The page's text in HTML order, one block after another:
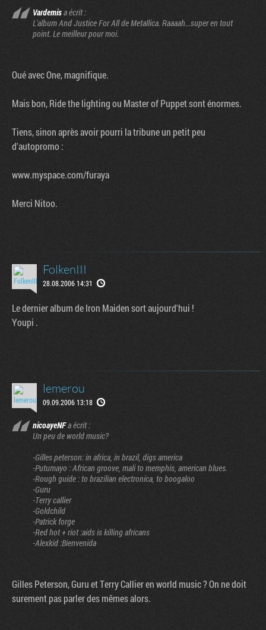
Vardemisa écrit :
L'album And Justice For All de Metallica. Raaaah...super en tout
point. Le meilleur pour moi.
Oué avec One, magnifique.
Mais bon, Ride the lighting ou Master of Puppet sont énormes.
Tiens, sinon après avoir pourri la tribune un petit peu
d'autopromo :
www.myspace.com/furaya
Merci Nitoo.
FolkenIII
28.08.2006 14:31
Le dernier album de Iron Maiden sort aujourd'hui !
Youpi .
lemerou
09.09.2006 13:18
nicoayeNFa écrit :
Un peu de world music?
-Gilles peterson: in africa, in brazil, digs america
-Putumayo : African groove, mali to memphis, american blues.
-Rough guide : to brazilian electronica, to boogaloo
-Guru
-Terry callier
-Goldchild
-Patrick forge
-Red hot + riot :aids is killing africans
-Alexkid :Bienvenida
Gilles Peterson, Guru et Terry Callier en world music ? On ne doit
surement pas parler des mêmes alors.